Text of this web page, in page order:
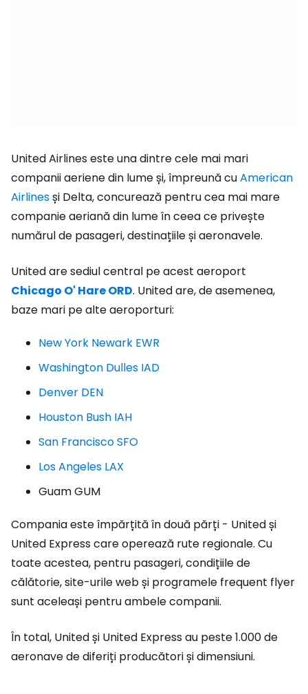
United Airlines este una dintre cele mai mari
companii aeriene din lume și, împreună cuAmerican
Airlinesși Delta, concurează pentru cea mai mare
companie aeriană din lume în ceea ce privește
numărul de pasageri, destinațiile și aeronavele.
United are sediul central pe acest aeroport
Chicago O' Hare ORD. United are, de asemenea,
baze mari pe alte aeroporturi:
New York Newark EWR
Washington Dulles IAD
Denver DEN
Houston Bush IAH
San Francisco SFO
Los Angeles LAX
Guam GUM
Compania este împărțită în două părți - United și
United Express care operează rute regionale. Cu
toate acestea, pentru pasageri, condițiile de
călătorie, site-urile web și programele frequent flyer
sunt aceleași pentru ambele companii.
În total, United și United Express au peste 1.000 de
aeronave de diferiți producători și dimensiuni.